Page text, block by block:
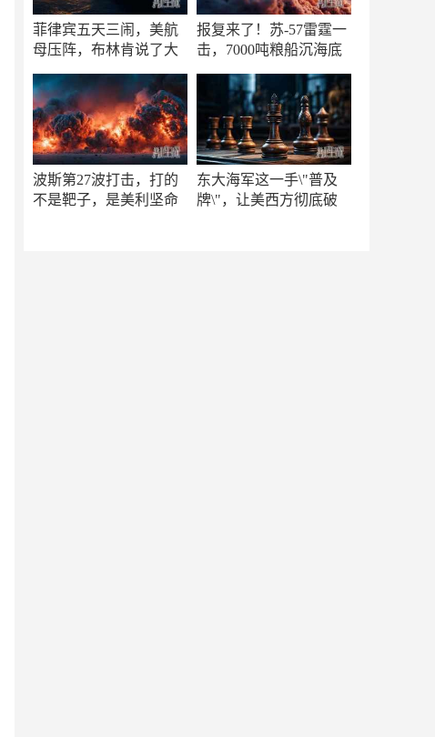
菲律宾五天三闹，美航
母压阵，布林肯说了大
报复来了！苏-57雷霆一
击，7000吨粮船沉海底
波斯第27波打击，打的
不是靶子，是美利坚命
东大海军这一手\"普及
牌\"，让美西方彻底破